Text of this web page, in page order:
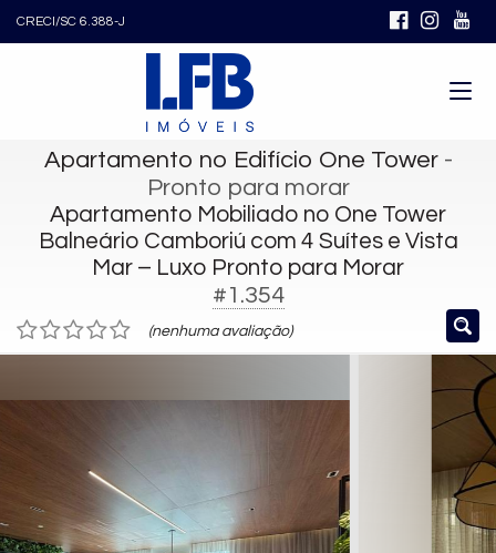
CRECI/SC 6.388-J
Apartamento no Edifício One Tower-
Pronto para morar
Apartamento Mobiliado no One Tower
Balneário Camboriú com 4 Suítes e Vista
Mar – Luxo Pronto para Morar
#1.354
(nenhuma avaliação)